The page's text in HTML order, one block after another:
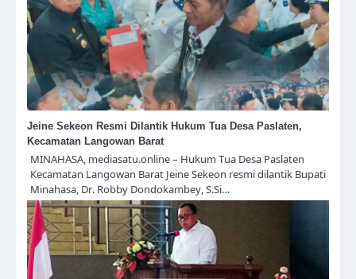
Jeine Sekeon Resmi Dilantik Hukum Tua Desa Paslaten,
Kecamatan Langowan Barat
MINAHASA, mediasatu.online – Hukum Tua Desa Paslaten
Kecamatan Langowan Barat Jeine Sekeon resmi dilantik Bupati
Minahasa, Dr. Robby Dondokambey, S.Si…